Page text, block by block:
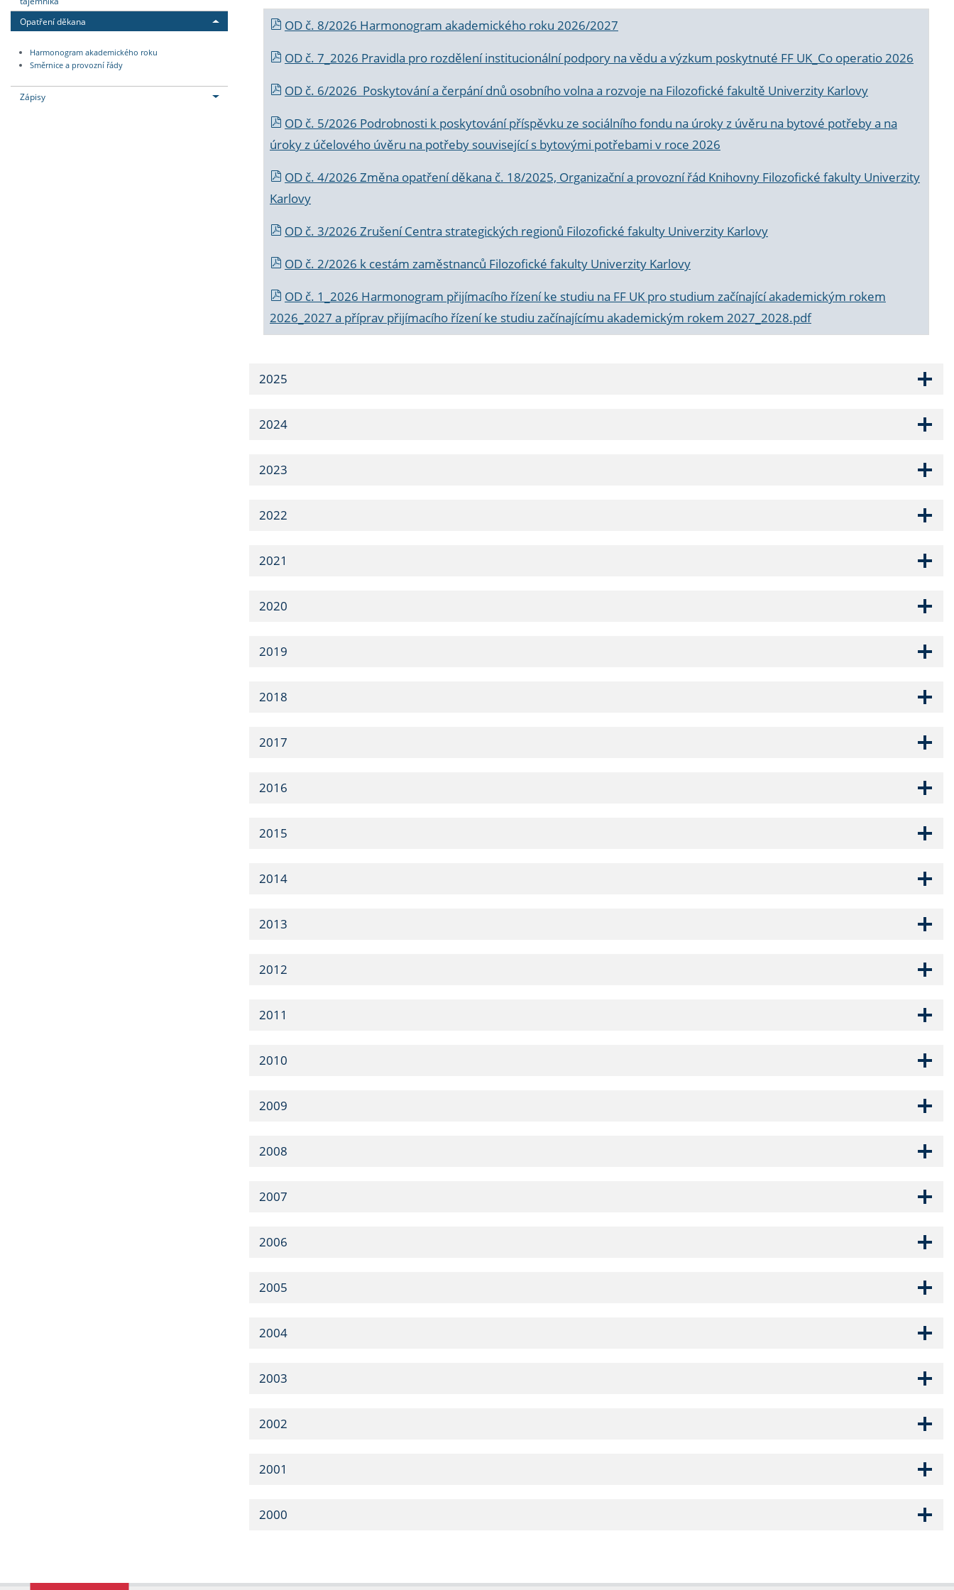
Opatření děkana
Harmonogram akademického roku
Směrnice a provozní řády
Zápisy
OD č. 8/2026 Harmonogram akademického roku 2026/2027
OD č. 7_2026 Pravidla pro rozdělení institucionální podpory na vědu a výzkum poskytnuté FF UK_Co operatio 2026
OD č. 6/2026 Poskytování a čerpání dnů osobního volna a rozvoje na Filozofické fakultě Univerzity Karlovy
OD č. 5/2026 Podrobnosti k poskytování příspěvku ze sociálního fondu na úroky z úvěru na bytové potřeby a na
úroky z účelového úvěru na potřeby související s bytovými potřebami v roce 2026
OD č. 4/2026 Změna opatření děkana č. 18/2025, Organizační a provozní řád Knihovny Filozofické fakulty Univerzity
Karlovy
OD č. 3/2026 Zrušení Centra strategických regionů Filozofické fakulty Univerzity Karlovy
OD č. 2/2026 k cestám zaměstnanců Filozofické fakulty Univerzity Karlovy
OD č. 1_2026 Harmonogram přijímacího řízení ke studiu na FF UK pro studium začínající akademickým rokem
2026_2027 a příprav přijímacího řízení ke studiu začínajícímu akademickým rokem 2027_2028.pdf
2025
2024
2023
2022
2021
2020
2019
2018
2017
2016
2015
2014
2013
2012
2011
2010
2009
2008
2007
2006
2005
2004
2003
2002
2001
2000